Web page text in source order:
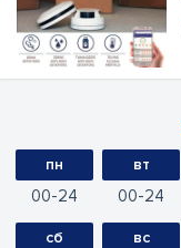
пн
00 24
вт
00 24
сб вс